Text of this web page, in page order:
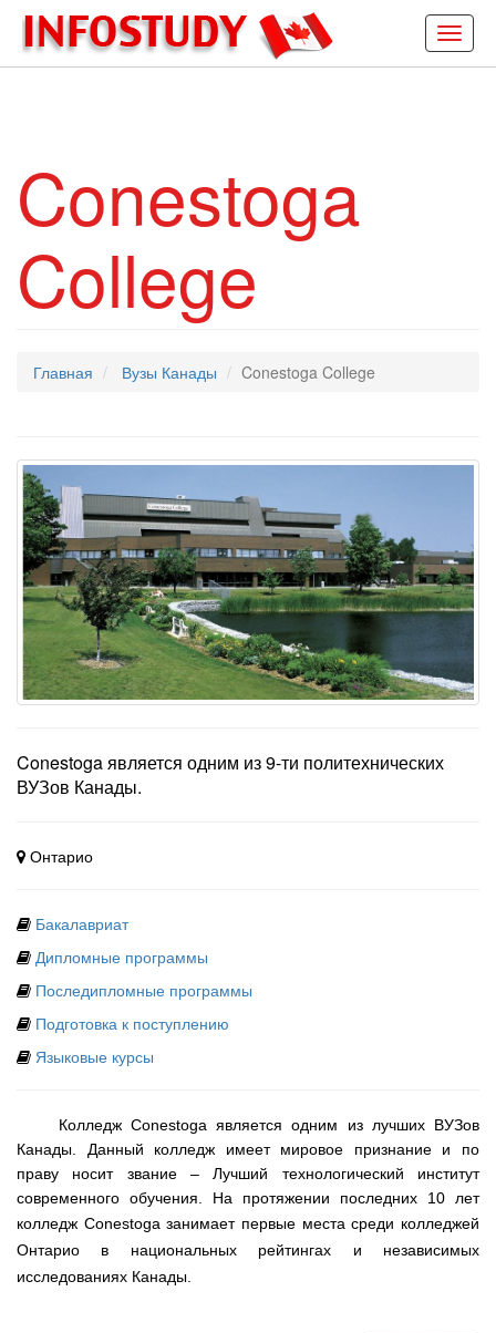
Conestoga
College
Главная Вузы Канады Conestoga College
Conestoga является одним из 9-ти политехнических
ВУЗов Канады.
Онтарио
Бакалавриат
Дипломные программы
Последипломные программы
Подготовка к поступлению
Языковые курсы
Колледж Conestoga является одним из лучших ВУЗов
Канады. Данный колледж имеет мировое признание и по
праву носит звание – Лучший технологический институт
современного обучения. На протяжении последних 10 лет
колледж Conestoga занимает первые места среди колледжей
Онтарио в национальных рейтингах и независимых
исследованиях Канады.